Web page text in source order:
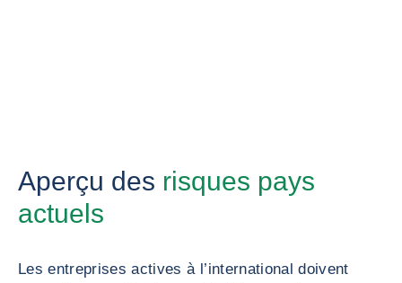
Aperçu des risques pays
actuels
Les entreprises actives à l’international doivent